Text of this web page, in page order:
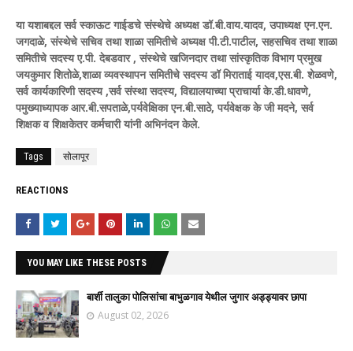
या यशाबद्दल सर्व स्काऊट गाईडचे संस्थेचे अध्यक्ष डॉ.बी.वाय.यादव, उपाध्यक्ष एन.एन.
जगदाळे, संस्थेचे सचिव तथा शाळा समितीचे अध्यक्ष पी.टी.पाटील, सहसचिव तथा शाळा
समितीचे सदस्य ए.पी. देबडवार , संस्थेचे खजिनदार तथा सांस्कृतिक विभाग प्रमुख
जयकुमार शितोळे,शाळा व्यवस्थापन समितीचे सदस्य डॉ मिराताई यादव,एस.बी. शेळवणे,
सर्व कार्यकारिणी सदस्य ,सर्व संस्था सदस्य, विद्यालयाच्या प्राचार्या के.डी.धावणे,
पमुख्याध्यापक आर.बी.सपताळे,पर्यवेक्षिका एन.बी.साठे, पर्यवेक्षक के जी मदने, सर्व
शिक्षक व शिक्षकेतर कर्मचारी यांनी अभिनंदन केले.
Tags सोलापूर
REACTIONS
YOU MAY LIKE THESE POSTS
बार्शी तालुका पोलिसांचा बाभुळगाव येथील जुगार अड्ड्यावर छापा
August 02, 2026